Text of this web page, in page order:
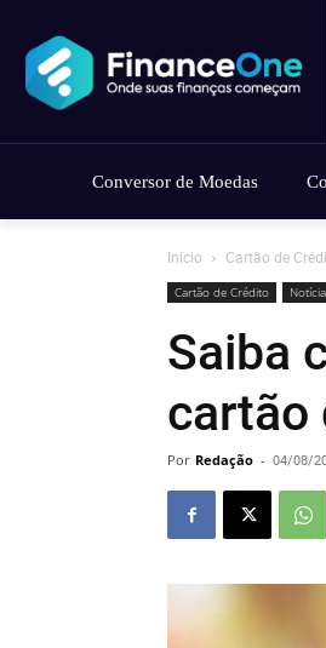
Conversor de Moedas
Início Cartão de
Cartão de Crédito
Saiba
cartão
Por Redação - 04/08/